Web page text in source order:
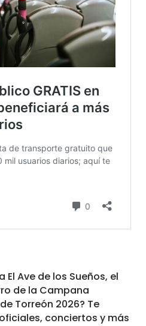
Ave de los Sueños, el
de la Campana
Torreón 2026? Te
conciertos y más